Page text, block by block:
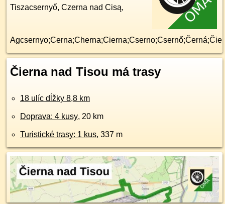
Tiszacsernyő, Czerna nad Cisą,
Čierna nad Tisou má trasy
18 ulíc dĺžky 8,8 km
Doprava: 4 kusy, 20 km
Turistické trasy: 1 kus, 337 m